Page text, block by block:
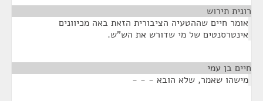
רונית תירוש
אומר חיים שההטעיה הציבורית הזאת באה מכיוונים
אינטרסנטים של מי שדורש את הש"ש.
חיים בן עמי
מישהו שאמר, שלא הובא - - -